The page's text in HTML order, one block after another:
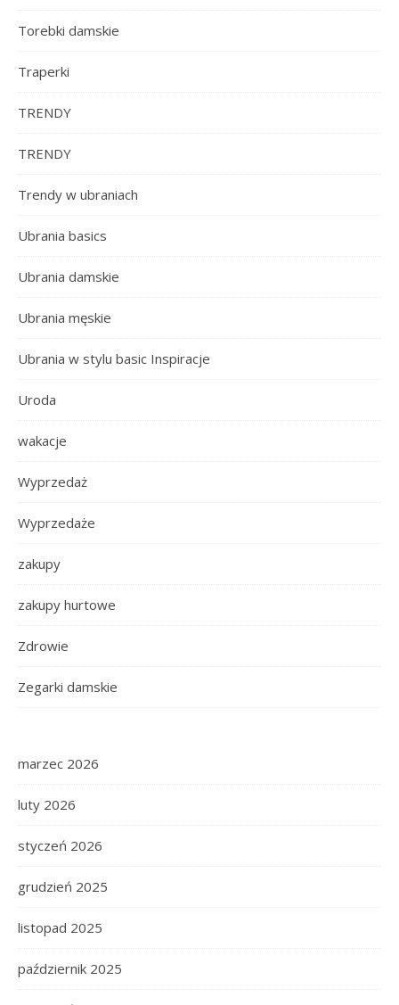
Torebki damskie
Traperki
TRENDY
TRENDY
Trendy w ubraniach
Ubrania basics
Ubrania damskie
Ubrania męskie
Ubrania w stylu basic Inspiracje
Uroda
wakacje
Wyprzedaż
Wyprzedaże
zakupy
zakupy hurtowe
Zdrowie
Zegarki damskie
marzec 2026
luty 2026
styczeń 2026
grudzień 2025
listopad 2025
październik 2025